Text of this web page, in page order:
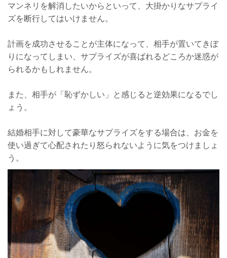
マンネリを解消したいからといって、大掛かりなサプライ
ズを断行してはいけません。
計画を成功させることが主体になって、相手が置いてきぼ
りになってしまい、サプライズが喜ばれるどころか迷惑が
られるかもしれません。
また、相手が「恥ずかしい」と感じると逆効果になるでし
ょう。
結婚相手に対して豪華なサプライズをする場合は、お金を
使い過ぎて心配されたり怒られないように気をつけましょ
う。